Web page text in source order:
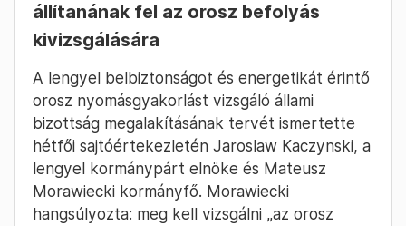
állítanának fel az orosz befolyás
kivizsgálására
A lengyel belbiztonságot és energetikát érintő
orosz nyomásgyakorlást vizsgáló állami
bizottság megalakításának tervét ismertette
hétfői sajtóértekezletén Jaroslaw Kaczynski, a
lengyel kormánypárt elnöke és Mateusz
Morawiecki kormányfő. Morawiecki
hangsúlyozta: meg kell vizsgálni „az orosz